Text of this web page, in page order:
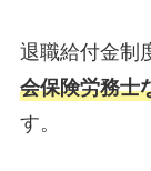
退職給付金制
会保険労務士
す。